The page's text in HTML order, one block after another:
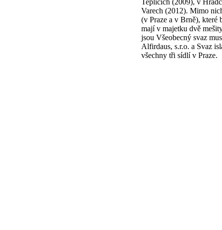
Teplicích (2009), v
Varech (2012). Mimo
(v Praze a v Brně), které
mají v majetku dvě
jsou Všeobecný svaz
Alfirdaus, s.r.o. a Svaz
všechny tři sídlí v Praze.